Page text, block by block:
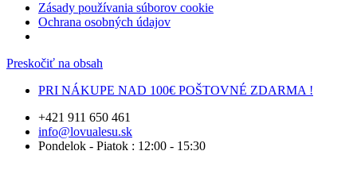
Zásady používania súborov cookie
Ochrana osobných údajov
Preskočiť na obsah
PRI NÁKUPE NAD 100€ POŠTOVNÉ ZDARMA !
+421 911 650 461
info@lovualesu.sk
Pondelok - Piatok : 12:00 - 15:30